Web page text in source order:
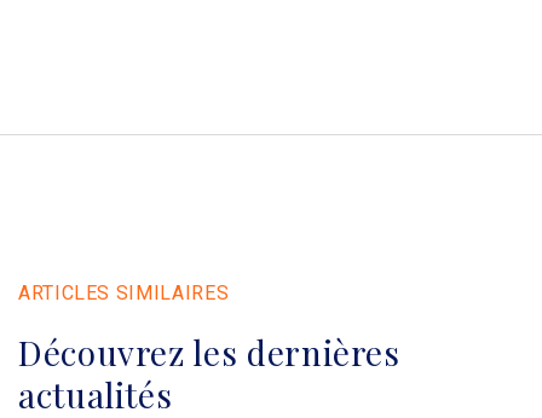
ARTICLES SIMILAIRES
Découvrez les dernières
actualités